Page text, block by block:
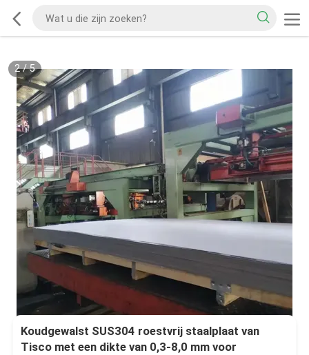
2/5
Koudgewalst SUS304 roestvrij staalplaat van
Tisco met een dikte van 0,3-8,0 mm voor